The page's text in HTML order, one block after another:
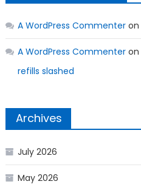
A WordPress Commenteron
A WordPress Commenteron
refills slashed
Archives
July 2026
May 2026